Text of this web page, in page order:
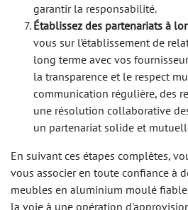
garantir la responsabilité.
Établissez des partenariats à
vous sur l’établissement de
long terme avec vos
la transparence et le respect
communication régulière, des
une résolution collaborative
un partenariat solide et
En suivant ces étapes complètes,
vous associer en toute confiance à
meubles en aluminium moulé
la voie à une opération